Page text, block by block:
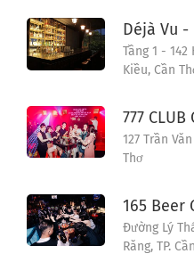
Déjà Vu
Tầng 1 - 142
Kiều, Cần
777 CLUB
127 Trần
Thơ
165 Beer
Đường Lý
Răng, TP.